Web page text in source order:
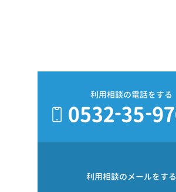
利用相談の電話をする
利用相談のメールをする